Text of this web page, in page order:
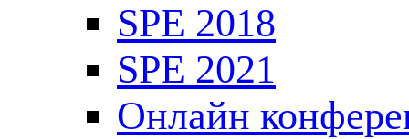
SPE 2018
SPE 2021
Онлайн